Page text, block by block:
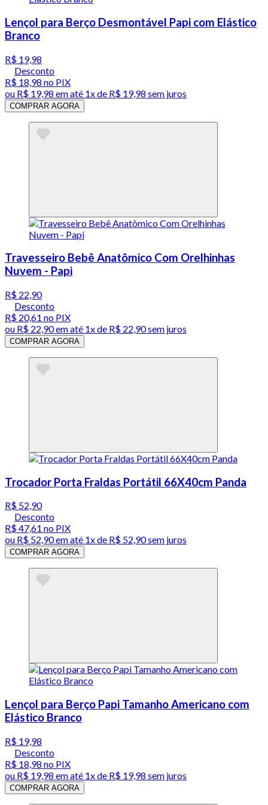
Lençol para Berço Desmontável Papi com Elástico
Branco
R$ 19,98
Desconto
R$ 18,98 no PIX
ou R$ 19,98 em até 1x de R$ 19,98 sem juros
COMPRAR AGORA
Travesseiro Bebê Anatômico Com Orelhinhas
Nuvem - Papi
R$ 22,90
Desconto
R$ 20,61 no PIX
ou R$ 22,90em até 1x de R$ 22,90sem juros
COMPRAR AGORA
Trocador Porta Fraldas Portátil 66X40cm Panda
R$ 52,90
Desconto
R$ 47,61 no PIX
ou R$ 52,90em até 1x de R$ 52,90sem juros
COMPRAR AGORA
Lençol para Berço Papi Tamanho Americano com
Elástico Branco
R$ 19,98
Desconto
R$ 18,98 no PIX
ou R$ 19,98 em até 1x de R$ 19,98 sem juros
COMPRAR AGORA